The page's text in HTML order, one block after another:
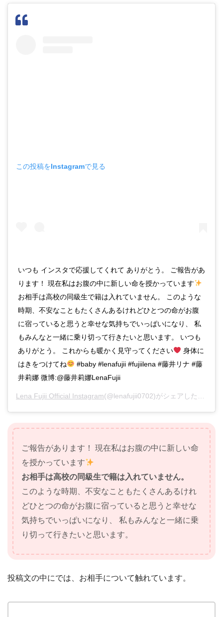
この投稿をInstagramで見る
いつも インスタで応援してくれて ありがとう。 ご報告があ
ります！ 現在私はお腹の中に新しい命を授かっています
お相手は高校の同級生で籍は入れていません。 このような
時期、不安なこともたくさんあるけれどひとつの命がお腹
に宿っていると思うと幸せな気持ちでいっぱいになり、 私
もみんなと一緒に乗り切って行きたいと思います。 いつも
ありがとう。 これからも暖かく見守ってください
身体に
はきをつけてね
#baby #lenafujii #fujiilena #藤井リナ #藤
井莉娜 微博:@藤井莉娜LenaFujii
Lena Fujii Official Instagram(@lenafujii0702)がシェアした投稿 –
ご報告があります！ 現在私はお腹の中に新しい命
を授かっています
お相手は高校の同級生で籍は入れていません。
このような時期、不安なこともたくさんあるけれ
どひとつの命がお腹に宿っていると思うと幸せな
気持ちでいっぱいになり、 私もみんなと一緒に乗
り切って行きたいと思います。
投稿文の中にでは、お相手について触れています。